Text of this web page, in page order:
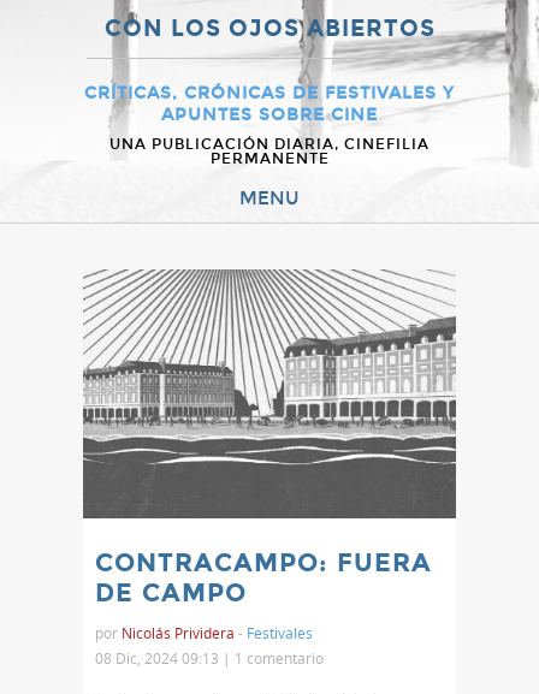
CON LOS OJOS ABIERTOS
CRÍTICAS, CRÓNICAS DE FESTIVALES Y
APUNTES SOBRE CINE
UNA PUBLICACIÓN DIARIA, CINEFILIA
PERMANENTE
MENU
CONTRACAMPO: FUERA
DE CAMPO
por Nicolás Prividera - Festivales
08 Dic, 2024 09:13 | 1 comentario